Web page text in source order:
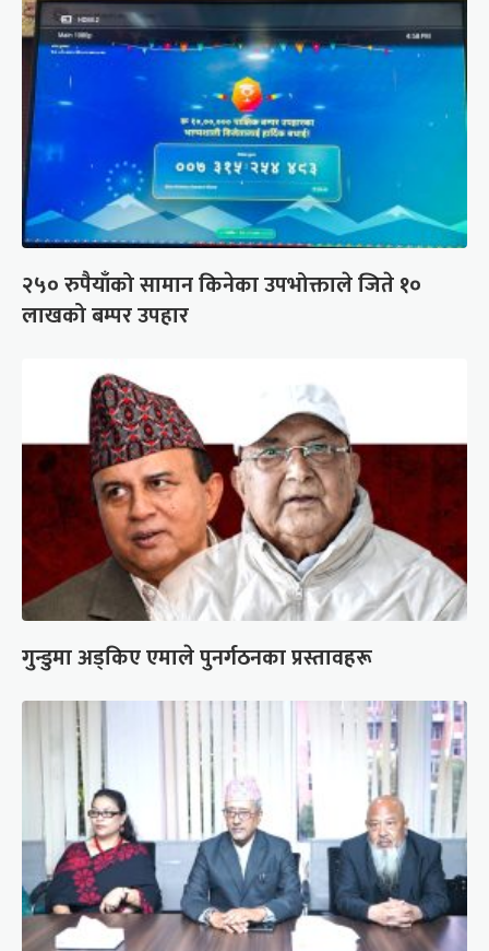
२५० रुपैयाँको सामान किनेका उपभोक्ताले जिते १०
लाखको बम्पर उपहार
गुन्डुमा अड्किए एमाले पुनर्गठनका प्रस्तावहरू